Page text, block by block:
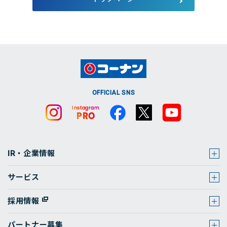
OFFICIAL SNS
IR・企業情報
サービス
採用情報
パートナー募集